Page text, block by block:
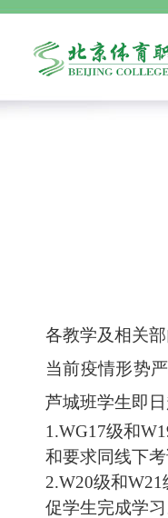
各教学及相关部
当前疫情形势
芦城班学生即
1.WG17级和
和要求同线下考
2.W20级和W21
促学生完成学习